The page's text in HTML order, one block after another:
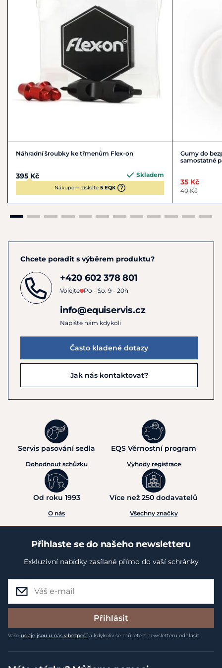
Náhradní šroubky ke třmenům Flex-on
395 Kč Skladem
Nákupem získáte 5 EQK
Gumy do
samostatné
35 Kč
40 Kč
Chcete poradit s výběrem produktu?
+420 602 378 801
Volejte Po - So: 9 - 20h
info@equiservis.cz
Napište nám kdykoli
Často kladené dotazy
Jak nás kontaktovat?
Servis pasování sedla
Dohodnout schůzku
EQS Věrnostní program
Výhody registrace
Od roku 1993
O nás
Více než 250 dodavatelů
Všechny značky
Přihlaste se do našeho newsletteru
Exkluzivní nabídky zasílané přímo do vaší schránky
Přihlásit
Vaše údaje jsou u nás v bezpečí a kdykoliv se můžete z newsletteru odhlásit.